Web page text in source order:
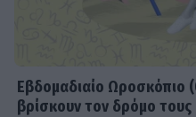
Εβδομαδιαίo
βρίσκουν τον δρόμο τους